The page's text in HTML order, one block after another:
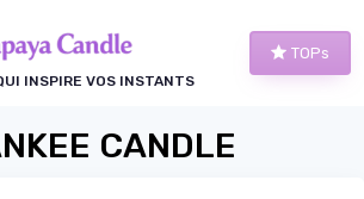
INSPIRE VOS INSTANTS
TOPs
CANDLE
des cookies